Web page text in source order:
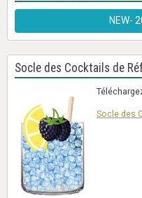
NEW-
Socle des Cocktails de
Socle des